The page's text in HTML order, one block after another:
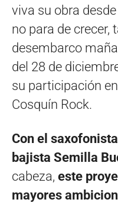
viva su obra
no para de crecer,
desembarco
del 28 de
su participación
Cosquín Rock.
Con el
bajista Semilla
cabeza, este
mayores